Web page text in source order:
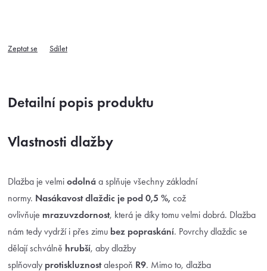
Zeptat se Sdílet
Detailní popis produktu
Vlastnosti dlažby
Dlažba je velmi odolná a splňuje všechny základní
normy. Nasákavost dlaždic je pod 0,5 %, což
ovlivňuje mrazuvzdornost, která je díky tomu velmi dobrá. Dlažba
nám tedy vydrží i přes zimu bez popraskání. Povrchy dlaždic se
dělají schválně hrubší, aby dlažby
splňovaly protiskluznostalespoň R9. Mimo to, dlažba